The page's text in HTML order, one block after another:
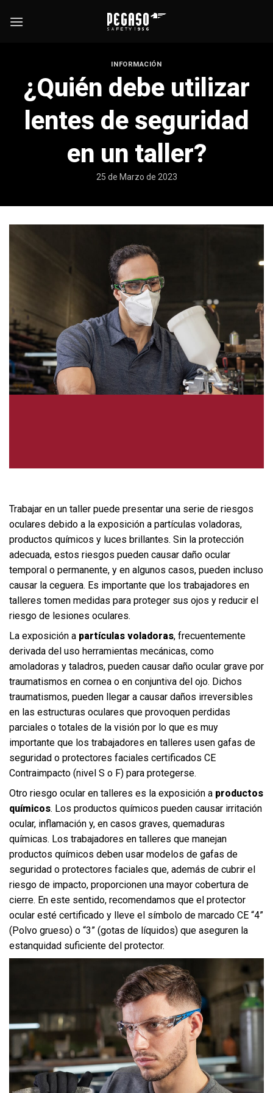
INFORMACIÓN
¿Quién debe utilizar
lentes de seguridad
en un taller?
25 de Marzo de 2023
Trabajar en un taller puede presentar una serie de riesgos
oculares debido a la exposición a partículas voladoras,
productos químicos y luces brillantes. Sin la protección
adecuada, estos riesgos pueden causar daño ocular
temporal o permanente, y en algunos casos, pueden incluso
causar la ceguera. Es importante que los trabajadores en
talleres tomen medidas para proteger sus ojos y reducir el
riesgo de lesiones oculares.
La exposición a partículas voladoras, frecuentemente
derivada del uso herramientas mecánicas, como
amoladoras y taladros, pueden causar daño ocular grave por
traumatismos en cornea o en conjuntiva del ojo. Dichos
traumatismos, pueden llegar a causar daños irreversibles
en las estructuras oculares que provoquen perdidas
parciales o totales de la visión por lo que es muy
importante que los trabajadores en talleres usen gafas de
seguridad o protectores faciales certificados CE
Contraimpacto (nivel S o F) para protegerse.
Otro riesgo ocular en talleres es la exposición a productos
químicos. Los productos químicos pueden causar irritación
ocular, inflamación y, en casos graves, quemaduras
químicas. Los trabajadores en talleres que manejan
productos químicos deben usar modelos de gafas de
seguridad o protectores faciales que, además de cubrir el
riesgo de impacto, proporcionen una mayor cobertura de
cierre. En este sentido, recomendamos que el protector
ocular esté certificado y lleve el símbolo de marcado CE “4”
(Polvo grueso) o “3” (gotas de líquidos) que aseguren la
estanquidad suficiente del protector.